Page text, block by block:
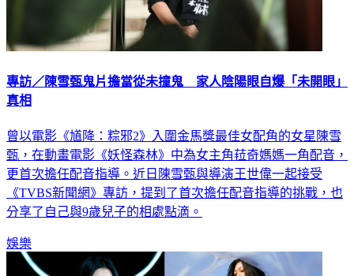
專訪／陳雪甄鬼片擔當從未撞鬼 家人陰陽眼自爆「未開眼」
曾以電影《馗降：粽邪2》入圍金馬獎最佳女配角的女星陳雪
甄，在動畫電影《妖怪森林》中為女主角菈奇媽媽一角配音，
更首次擔任配音指導。近日陳雪甄與導演王世偉一起接受
《TVBS新聞網》專訪，提到了首次擔任配音指導的挑戰，也
娛樂